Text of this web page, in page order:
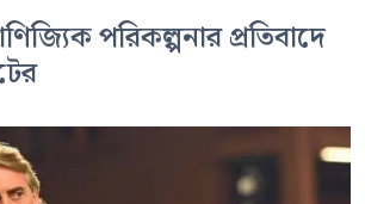
পরিকল্পনার প্রতিবাদে